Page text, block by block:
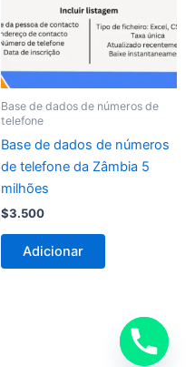
Base de dados de números de
telefone
Base de dados de números
de telefone da Zâmbia 5
milhões
$3.500
Adicionar